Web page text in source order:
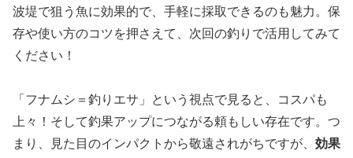
波堤で狙う魚に効果的で、手軽に採取できるのも魅力。保
存や使い方のコツを押さえて、次回の釣りで活用してみて
ください！
「フナムシ＝釣りエサ」という視点で見ると、コスパも
上々！そして釣果アップにつながる頼もしい存在です。つ
まり、見た目のインパクトから敬遠されがちですが、 効果